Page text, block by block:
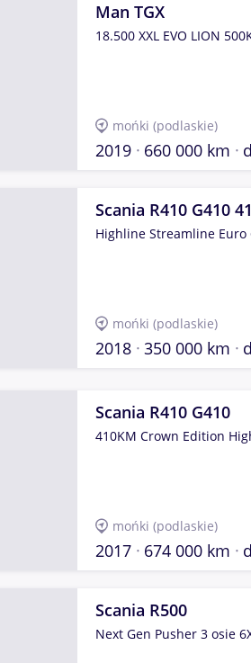
Man TGX
18.500 XXL EVO LION
mońki (podlaskie)
2019 660 000 km
Scania R410 G410
Highline Streamline Euro
mońki (podlaskie)
2018 350 000 km
Scania R410 G410
410KM Crown Edition
mońki (podlaskie)
2017 674 000 km
Scania R500
Next Gen Pusher 3 osie